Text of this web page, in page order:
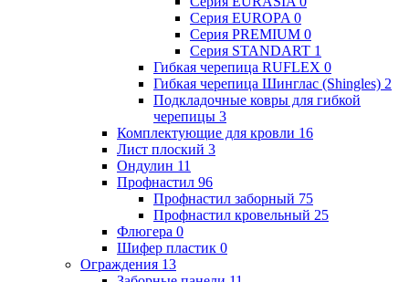
Серия EUROPA 0
Серия PREMIUM 0
Серия STANDART 1
Гибкая черепица RUFLEX 0
Гибкая черепица Шинглас (Shingles) 2
Подкладочные ковры для гибкой
черепицы 3
Комплектующие для кровли 16
Лист плоский 3
Ондулин 11
Профнастил 96
Профнастил заборный 75
Профнастил кровельный 25
Флюгера 0
Шифер пластик 0
Ограждения 13